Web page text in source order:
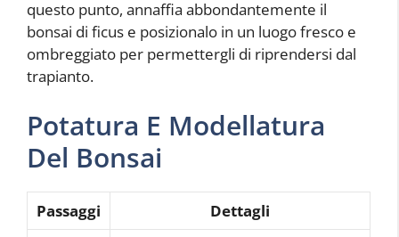
questo punto, annaffia abbondantemente il
bonsai di ficus e posizionalo in un luogo fresco e
ombreggiato per permettergli di riprendersi dal
trapianto.
Potatura E Modellatura
Del Bonsai
Passaggi Dettagli